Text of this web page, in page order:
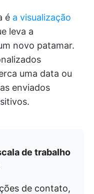
é a visualização
leva a
novo patamar.
uma data ou
enviados
de trabalho
de contato,